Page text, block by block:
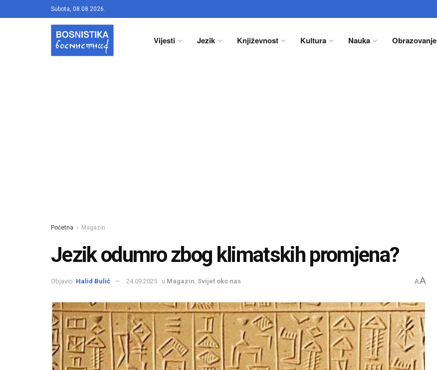
Subota, 08.08.2026.
Vijesti Jezik Književnost Kultura Nauka Obrazovanje
Početna Magazin
Jezik odumro zbog klimatskih promjena?
Objavio: Halid Bulić 24.09.2025 u Magazin Svijet oko nas AA